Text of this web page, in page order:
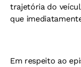
trajetória do
que
Em respeito ao